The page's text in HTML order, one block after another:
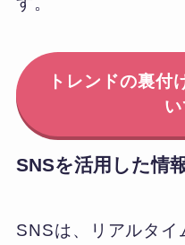
トレンドの裏付
SNSを活用した情
SNSは、リアルタ